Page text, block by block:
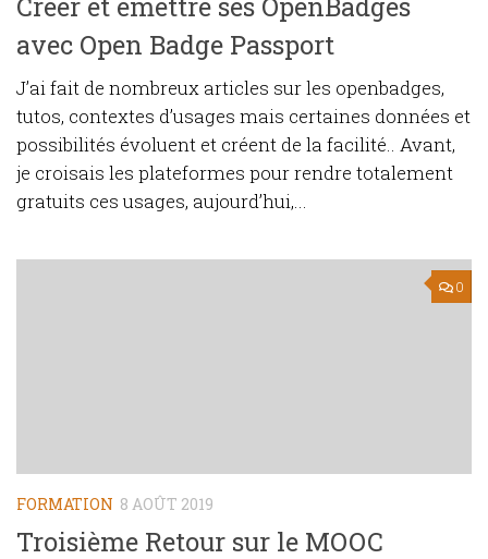
avec Open Badge Passport
J’ai fait de nombreux articles sur les openbadges,
tutos, contextes d’usages mais certaines données et
possibilités évoluent et créent de la facilité.. Avant,
je croisais les plateformes pour rendre totalement
gratuits ces usages, aujourd’hui,...
0
FORMATION 8 AOÛT 2019
Troisième Retour sur le MOOC